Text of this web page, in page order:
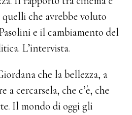
che avrebbe voluto
e il cambiamento del
L’intervista.
che la bellezza, a
a cercarsela, che c’è, che
Il mondo di oggi gli